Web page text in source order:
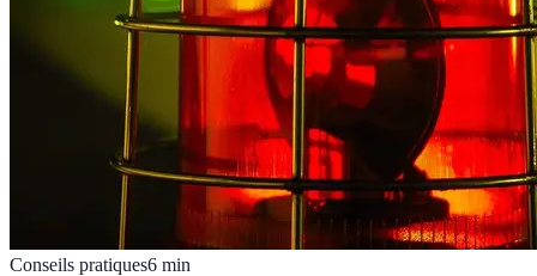
Conseils pratiques6 min